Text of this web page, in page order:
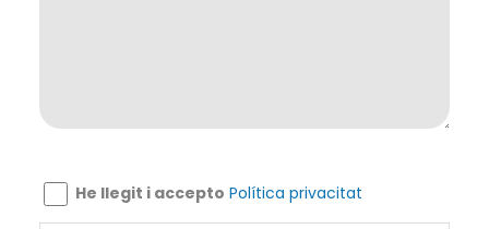
He llegit i accepto Política privacitat